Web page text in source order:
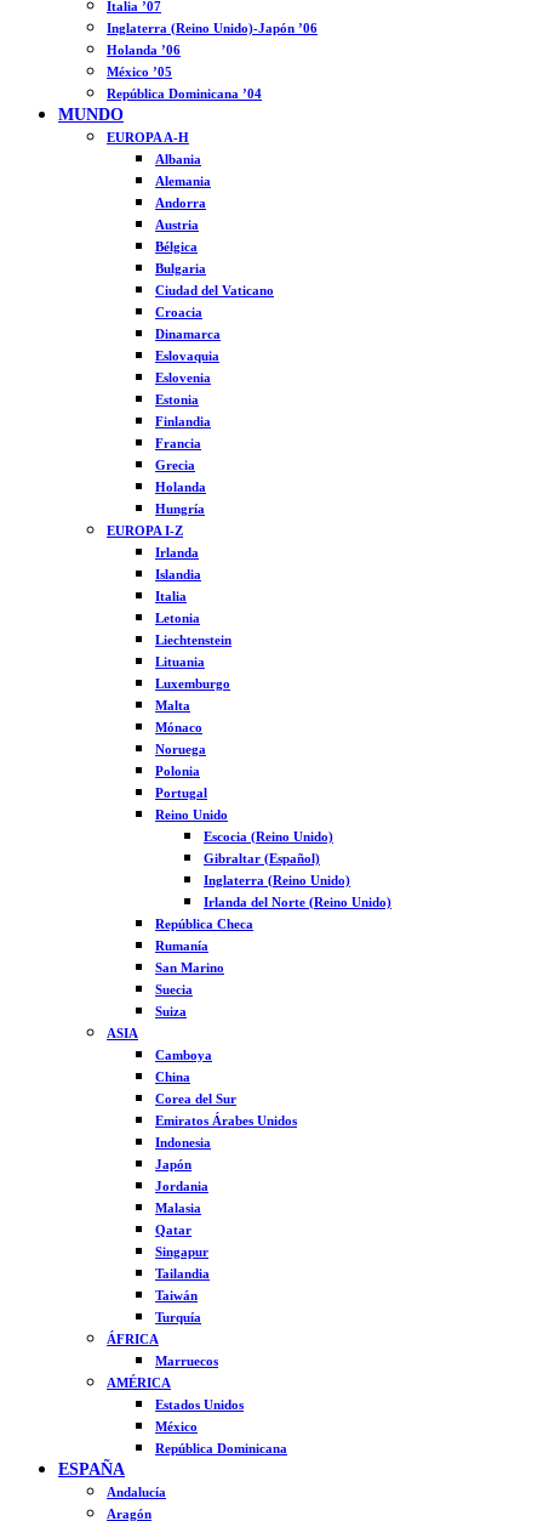
Italia ’07
Inglaterra (Reino Unido)-Japón ’06
Holanda ’06
México ’05
República Dominicana ’04
MUNDO
EUROPA A-H
Albania
Alemania
Andorra
Austria
Bélgica
Bulgaria
Ciudad del Vaticano
Croacia
Dinamarca
Eslovaquia
Eslovenia
Estonia
Finlandia
Francia
Grecia
Holanda
Hungría
EUROPA I-Z
Irlanda
Islandia
Italia
Letonia
Liechtenstein
Lituania
Luxemburgo
Malta
Mónaco
Noruega
Polonia
Portugal
Reino Unido
Escocia (Reino Unido)
Gibraltar (Español)
Inglaterra (Reino Unido)
Irlanda del Norte (Reino Unido)
República Checa
Rumanía
San Marino
Suecia
Suiza
ASIA
Camboya
China
Corea del Sur
Emiratos Árabes Unidos
Indonesia
Japón
Jordania
Malasia
Qatar
Singapur
Tailandia
Taiwán
Turquía
ÁFRICA
Marruecos
AMÉRICA
Estados Unidos
México
República Dominicana
ESPAÑA
Andalucía
Aragón